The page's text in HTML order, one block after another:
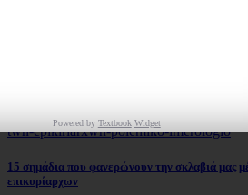
ΑΝΑΚΟΙΝΩΣΗ ΕΛΛΗΝΙΚΟΥ ΨΗΦΙΑΚΟΥ
15 σημάδια που φανερώνουν την σκλαβιά μας
επικυρίαρχων
Powered by Textbook Widget